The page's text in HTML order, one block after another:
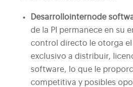
Desarrollointernode
de la PI permanece en su
control directo le otorga
exclusivo a distribuir,
software, lo que le
competitiva y posibles